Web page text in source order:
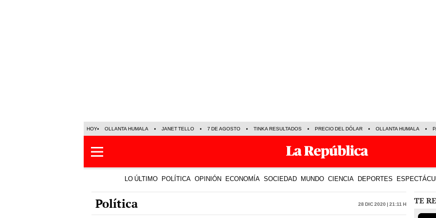
HOY OLLANTA HUMALA JANET TELLO 7 DE AGOSTO TINKA RESULTADOS PRECIO DEL DÓLAR OLLANTA HUMALA
LO ÚLTIMO POLÍTICA OPINIÓN ECONOMÍA SOCIEDAD MUNDO CIENCIA DEPORTES
Política 28 Dic 2020 | 21:11 h TE